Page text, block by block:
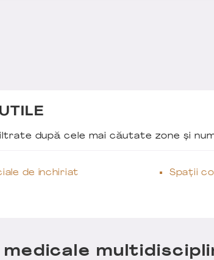
după cele mai căutate zone și
de închiriat Spații